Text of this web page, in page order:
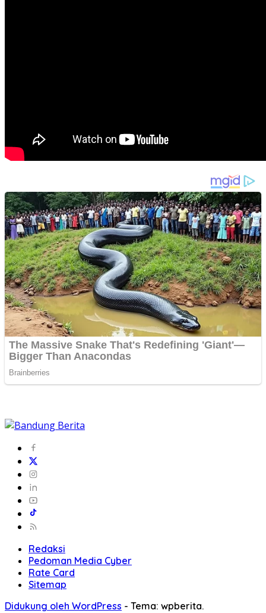
Redaksi
Pedoman Media Cyber
Rate Card
Sitemap
Didukung oleh WordPress - Tema: wpberita.